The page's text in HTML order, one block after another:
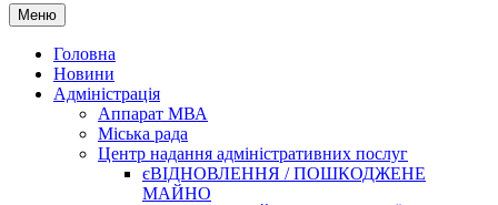
Меню Skip
to
content
Головна
Новини
Адміністрація
Аппарат МВА
Міська рада
Центр надання адміністративних послуг
єВІДНОВЛЕННЯ / ПОШКОДЖЕНЕ
МАЙНО